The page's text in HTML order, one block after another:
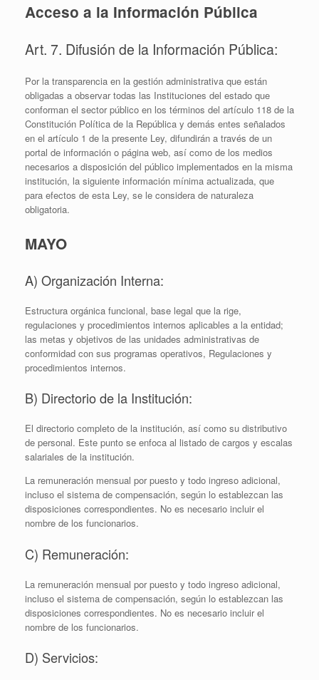
Acceso a la Información Pública
Art. 7. Difusión de la Información Pública:
Por la transparencia en la gestión administrativa que están
obligadas a observar todas las Instituciones del estado que
conforman el sector público en los términos del artículo 118 de la
Constitución Política de la República y demás entes señalados
en el artículo 1 de la presente Ley, difundirán a través de un
portal de información o página web, así como de los medios
necesarios a disposición del público implementados en la misma
institución, la siguiente información mínima actualizada, que
para efectos de esta Ley, se le considera de naturaleza
obligatoria.
MAYO
A) Organización Interna:
Estructura orgánica funcional, base legal que la rige,
regulaciones y procedimientos internos aplicables a la entidad;
las metas y objetivos de las unidades administrativas de
conformidad con sus programas operativos, Regulaciones y
procedimientos internos.
B) Directorio de la Institución:
El directorio completo de la institución, así como su distributivo
de personal. Este punto se enfoca al listado de cargos y escalas
salariales de la institución.
La remuneración mensual por puesto y todo ingreso adicional,
incluso el sistema de compensación, según lo establezcan las
disposiciones correspondientes. No es necesario incluir el
nombre de los funcionarios.
C) Remuneración:
La remuneración mensual por puesto y todo ingreso adicional,
incluso el sistema de compensación, según lo establezcan las
disposiciones correspondientes. No es necesario incluir el
nombre de los funcionarios.
D) Servicios: